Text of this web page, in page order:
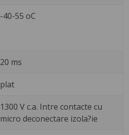
-40-55 oC
20 ms
plat
1300 V c.a. Intre contacte cu
micro deconectare izola?ie